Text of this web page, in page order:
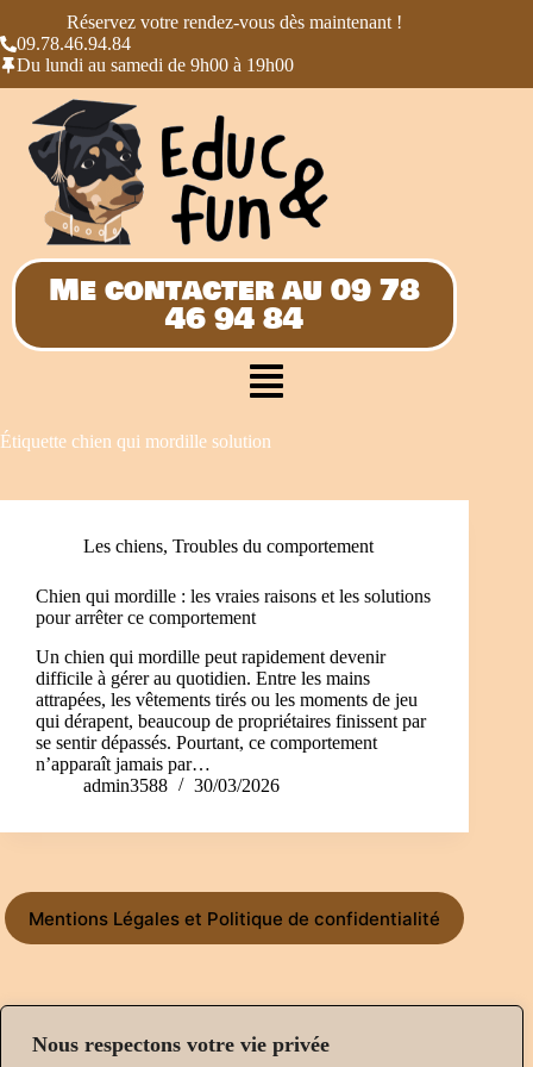
Nous respectons votre vie privée
Réservez votre rendez-vous dès maintenant !
09.78.46.94.84
Du lundi au samedi de 9h00 à 19h00
Me contacter au 09 78
46 94 84
Étiquette chien qui mordille solution
Les chiens, Troubles du comportement
Chien qui mordille : les vraies raisons et les solutions
pour arrêter ce comportement
Un chien qui mordille peut rapidement devenir
difficile à gérer au quotidien. Entre les mains
attrapées, les vêtements tirés ou les moments de jeu
qui dérapent, beaucoup de propriétaires finissent par
se sentir dépassés. Pourtant, ce comportement
n’apparaît jamais par…
admin3588
30/03/2026
Mentions Légales et Politique de confidentialité